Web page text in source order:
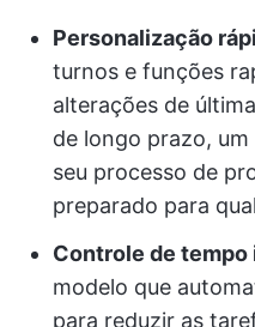
Personalização
turnos e funções
alterações de
de longo prazo,
seu processo de
preparado para
Controle de tempo
modelo que
para reduzir as